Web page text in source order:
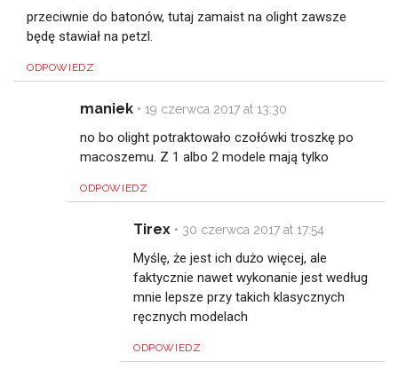
przeciwnie do batonów, tutaj zamaist na olight zawsze
będę stawiał na petzl.
ODPOWIEDZ
maniek • 19 czerwca 2017 at 13:30
no bo olight potraktowało czołówki troszkę po
macoszemu. Z 1 albo 2 modele mają tylko
ODPOWIEDZ
Tirex • 30 czerwca 2017 at 17:54
Myślę, że jest ich dużo więcej, ale
faktycznie nawet wykonanie jest według
mnie lepsze przy takich klasycznych
ręcznych modelach
ODPOWIEDZ